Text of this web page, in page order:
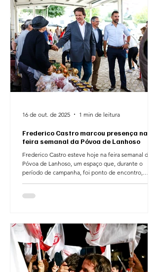
e dos restantes membros que compõem o
executivo municipal. Na mesma
Frederico Castro marcou presença na
feira semanal da Póvoa de Lanhoso
Frederico Castro esteve hoje na feira semanal da
Póvoa de Lanhoso, um espaço que, durante o
período de campanha, foi ponto de encontro,
sempre, a presença na feira simboliza o
concelho melhor. A política faz-se com presença,
diálogo e ação — e é com essa dedicação e
humildade que continuará a ser fe
16 de out. de 2025 1 min de leitura